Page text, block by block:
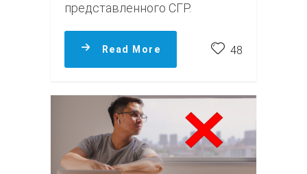
представленного СГР.
Read More 48